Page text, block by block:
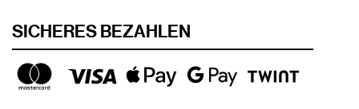
SICHERES BEZAHLEN